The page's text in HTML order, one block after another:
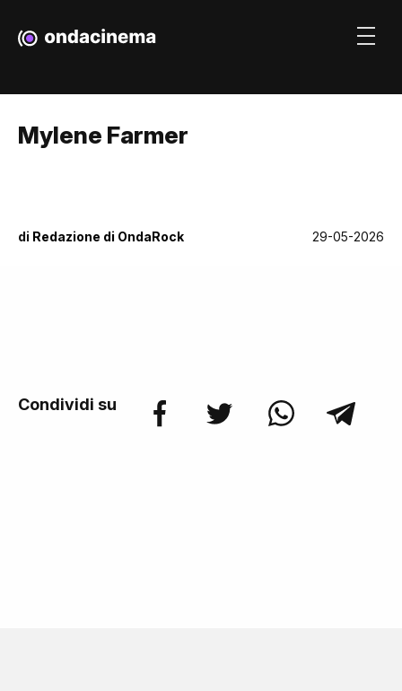
Mylene Farmer
di Redazione di OndaRock 29-05-2026
Condividi su